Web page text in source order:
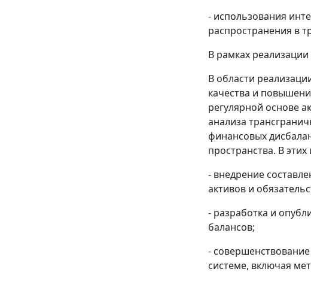
- использования
распространения в
В рамках
В области
качества и
регулярной основе
анализа
финансовых
пространства. В
- внедрение
активов и
- разработка и
балансов;
-
системе, включая